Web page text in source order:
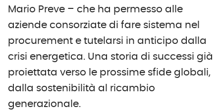
Mario Preve – che ha permesso alle
aziende consorziate di fare sistema nel
procurement e tutelarsi in anticipo dalla
crisi energetica. Una storia di successi già
proiettata verso le prossime sfide globali,
dalla sostenibilità al ricambio
generazionale.